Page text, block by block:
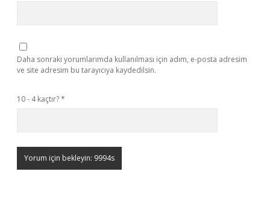
Daha sonraki yorumlarımda kullanılması için adım, e-posta adresim
ve site adresim bu tarayıcıya kaydedilsin.
10 - 4 kaçtır?*